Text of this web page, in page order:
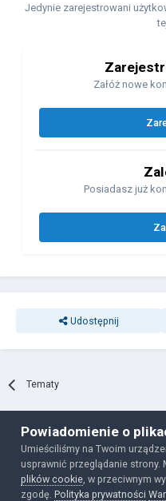
Jedynie zarejestrowani
Załóż nowe
Posiadasz już
Udostępnij
Tematy
Polityka
Powered by
Powiadomienie o
Umieściliśmy na Twoim
usprawnić przeglądanie strony.
plików cookie , w przeciwnym
zgodę.Polityka prywatności